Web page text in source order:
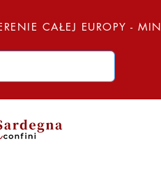
CAŁEJ EUROPY -